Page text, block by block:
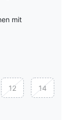
mit
12 14